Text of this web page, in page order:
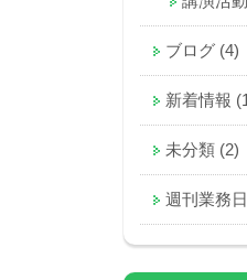
ブログ (4)
新着情報
未分類 (2)
週刊業務